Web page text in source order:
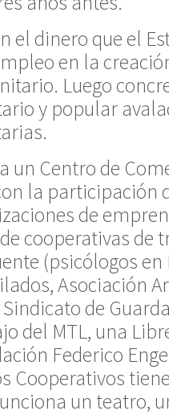
el dinero que el
en la
Luego
y popular
un Centro de
la participación
de
cooperativas de
(psicólogos en
Asociación
de
del MTL, una
Federico
Cooperativos
un teatro,